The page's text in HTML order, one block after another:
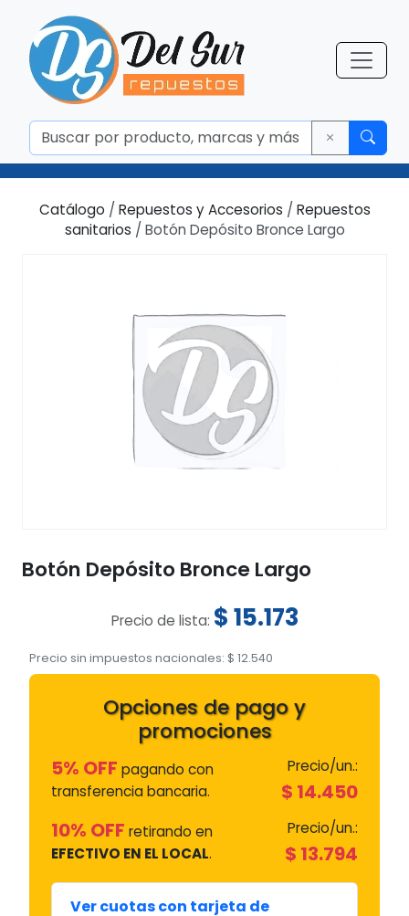
Catálogo / Repuestos y Accesorios / Repuestos
sanitarios / Botón Depósito Bronce Largo
Botón Depósito Bronce Largo
Precio de lista: $15.173
Precio sin impuestos nacionales: $ 12.540
Opciones de pago y
promociones
5% OFF pagando con
transferencia bancaria.
Precio/un.:
$ 14.450
10% OFF retirando en
EFECTIVO EN EL LOCAL.
Precio/un.:
$ 13.794
Ver cuotas con tarjeta de